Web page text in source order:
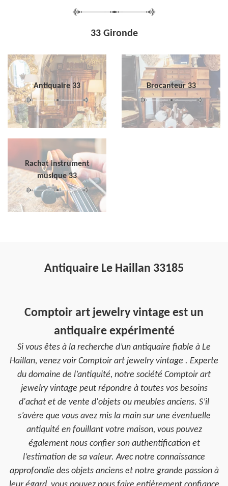
33 Gironde
Antiquaire 33 Brocanteur 33
Rachat instrument
musique 33
Antiquaire Le Haillan 33185
Comptoir art jewelry vintage est un
antiquaire expérimenté
Si vous êtes à la recherche d’un antiquaire fiable à Le
Haillan, venez voir Comptoir art jewelry vintage . Experte
du domaine de l’antiquité, notre société Comptoir art
jewelry vintage peut répondre à toutes vos besoins
d'achat et de vente d'objets ou meubles anciens. S’il
s’avère que vous avez mis la main sur une éventuelle
antiquité en fouillant votre maison, vous pouvez
également nous confier son authentification et
l’estimation de sa valeur. Avec notre connaissance
approfondie des objets anciens et notre grande passion à